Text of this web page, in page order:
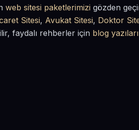
web sitesi paketlerimizi gözden
Sitesi, Avukat Sitesi, Doktor
faydalı rehberler için blog